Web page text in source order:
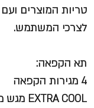
טריות המוצרים
לצרכי המשתמש.
תא הקפאה:
4 מגירות הקפאה
EXTRA COOL מגש מתכת